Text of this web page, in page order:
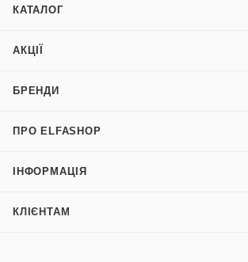
КАТАЛОГ
АКЦІЇ
БРЕНДИ
ПРО ELFASHOP
ІНФОРМАЦІЯ
КЛІЄНТАМ